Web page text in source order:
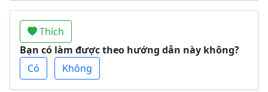
Thích
Bạn có làm được theo hướng dẫn này không?
Có
Không